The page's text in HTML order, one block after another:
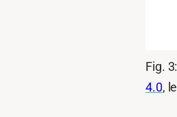
Fig.
4.0,